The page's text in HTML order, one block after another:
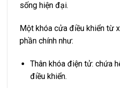
sống hiện đại.
Một khóa cửa điều khiển từ
phần chính như:
Thân khóa điện tử: chứa
điều khiển.